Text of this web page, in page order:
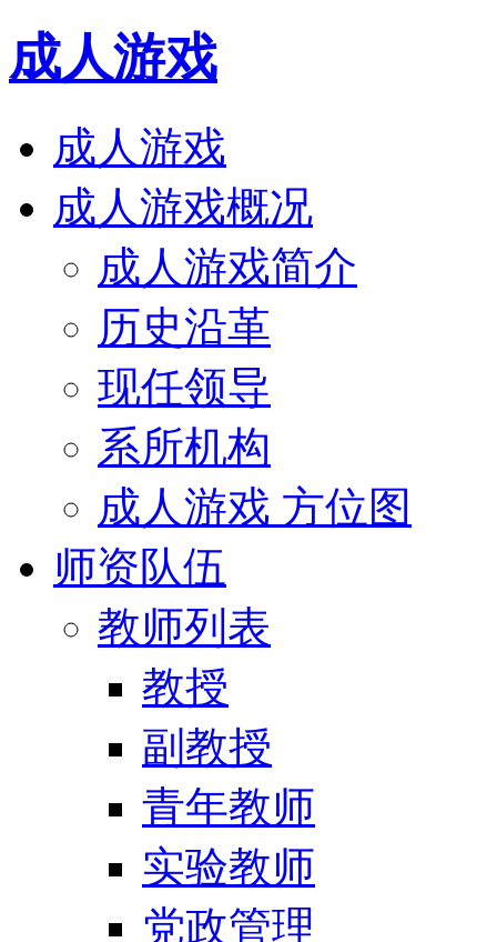
成人游戏
成人游戏
成人游戏概况
成人游戏简介
历史沿革
现任领导
系所机构
成人游戏 方位图
师资队伍
教师列表
教授
副教授
青年教师
实验教师
党政管理